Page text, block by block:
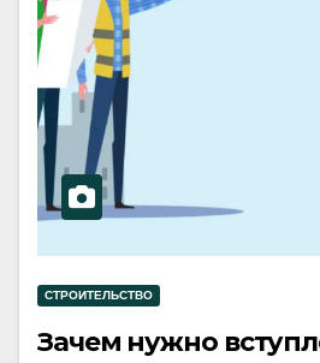
СТРОИТЕЛЬСТВО
Зачем нужно